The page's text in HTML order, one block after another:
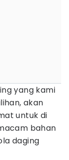
yang kami
akan
untuk di
bahan
daging